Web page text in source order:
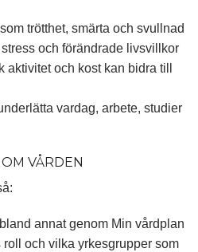
som trötthet, smärta och svullnad
och förändrade livsvillkor
aktivitet och kost kan bidra till
vardag, arbete, studier
VÅRDEN
annat genom Min vårdplan
och vilka yrkesgrupper som